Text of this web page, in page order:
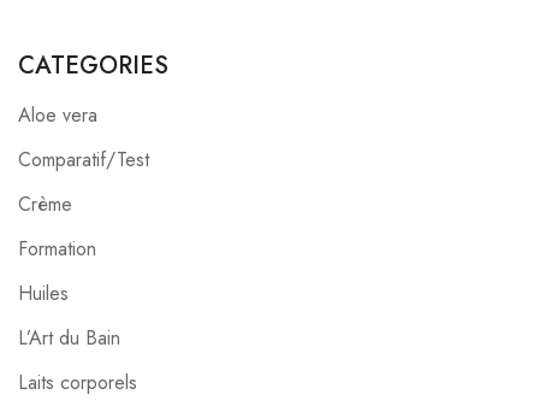
CATEGORIES
Aloe vera
Comparatif/Test
Crème
Formation
Huiles
L’Art du Bain
Laits corporels